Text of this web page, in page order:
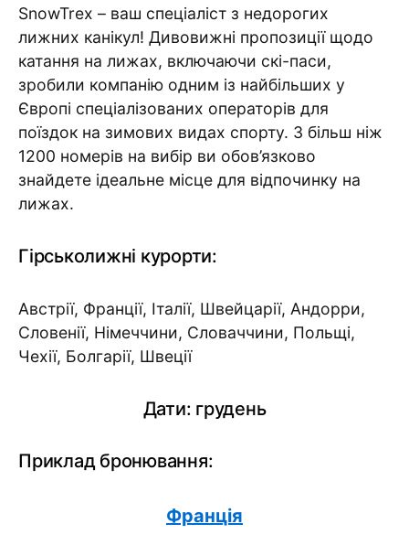
SnowTrex – ваш спеціаліст з недорогих
лижних канікул! Дивовижні пропозиції щодо
катання на лижах, включаючи скі-паси,
зробили компанію одним із найбільших у
Європі спеціалізованих операторів для
поїздок на зимових видах спорту. З більш ніж
1200 номерів на вибір ви обов’язково
знайдете ідеальне місце для відпочинку на
лижах.
Гірськолижні курорти:
Австрії, Франції, Італії, Швейцарії, Андорри,
Словенії, Німеччини, Словаччини, Польщі,
Чехії, Болгарії, Швеції
Дати: грудень
Приклад бронювання:
Франція